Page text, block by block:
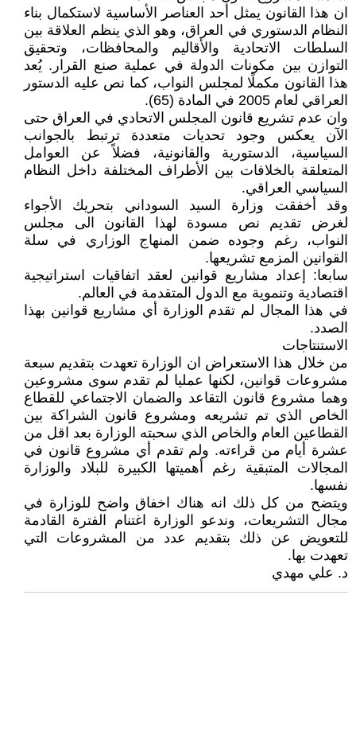
ان هذا القانون يمثل أحد العناصر الأساسية لاستكمال بناء
النظام الدستوري في العراق، وهو الذي ينظم العلاقة بين
السلطات الاتحادية والأقاليم والمحافظات، وتحقيق
التوازن بين مكونات الدولة في عملية صنع القرار. يُعد
هذا القانون مكملًا لمجلس النواب، كما نص عليه الدستور
العراقي لعام 2005 في المادة (65).
وان عدم تشريع قانون المجلس الاتحادي في العراق حتى
الآن يعكس وجود تحديات متعددة ترتبط بالجوانب
السياسية، الدستورية والقانونية، فضلاً عن العوامل
المتعلقة بالخلافات بين الأطراف المختلفة داخل النظام
السياسي العراقي.
وقد أخفقت وزارة السيد السوداني بتحريك الأجواء
لغرض تقديم نص مسودة لهذا القانون الى مجلس
النواب، رغم وجوده ضمن المنهاج الوزاري في سلة
القوانين المزمع تشريعها.
سابعا: إعداد مشاريع قوانين لعقد اتفاقيات استراتيجية
اقتصادية وتنموية مع الدول المتقدمة في العالم.
في هذا المجال لم تقدم الوزارة أي مشاريع قوانين بهذا
الصدد.
الاستنتاجات
من خلال هذا الاستعراض ان الوزارة تعهدت بتقديم سبعة
مشروعات قوانين، لكنها عمليا لم تقدم سوى مشروعين
وهما مشروع قانون التقاعد والضمان الاجتماعي للقطاع
الخاص الذي تم تشريعه ومشروع قانون الشراكة بين
القطاعين العام والخاص الذي سحبته الوزارة بعد اقل من
عشرة أيام من قراءته. ولم تقدم أي مشروع قانون في
المجالات المتبقية رغم أهميتها الكبيرة للبلاد والوزارة
نفسها.
ويتضح من كل ذلك انه هناك اخفاق واضح للوزارة في
مجال التشريعات، وندعو الوزارة اغتنام الفترة القادمة
للتعويض عن ذلك بتقديم عدد من المشروعات التي
تعهدت بها.
د. علي مهدي